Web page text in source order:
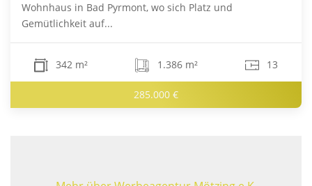
Wohnhaus in Bad Pyrmont, wo sich Platz und
Gemütlichkeit auf...
342 m² 1.386 m² 13
285.000 €